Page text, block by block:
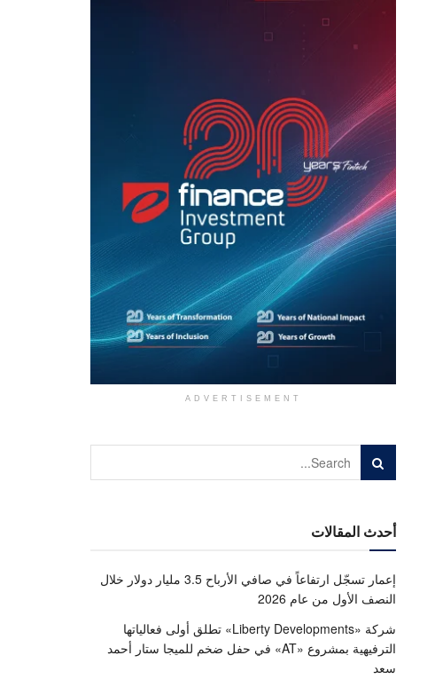
ADVERTISEMENT
أحدث المقالات
إعمار تسجّل ارتفاعاً في صافي الأرباح 3.5 مليار دولار خلال
النصف الأول من عام 2026
شركة «Liberty Developments» تطلق أولى فعالياتها
الترفيهية بمشروع «AT» في حفل ضخم للميجا ستار أحمد
سعد